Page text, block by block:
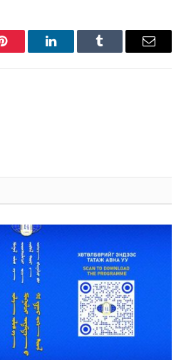
Pinterest LinkedInTumblr Имэйл